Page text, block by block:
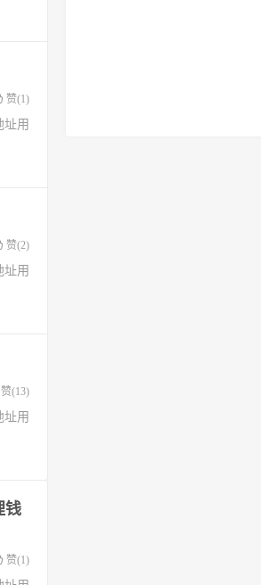
赞(1)
址用
赞(2)
址用
赞(13)
址用
钱
赞(1)